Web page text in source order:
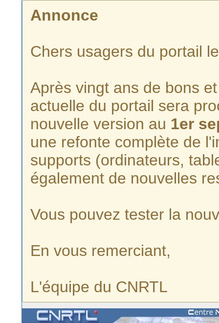
Annonce
Chers usagers du portail
Après vingt ans de bons
actuelle du portail sera
nouvelle version au 1er
une refonte complète de
supports (ordinateurs,
également de nouvelles
Vous pouvez tester la
En vous remerciant,
L'équipe du CNRTL